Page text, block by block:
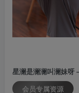
星澜是澜澜叫澜妹呀
会员专属资源